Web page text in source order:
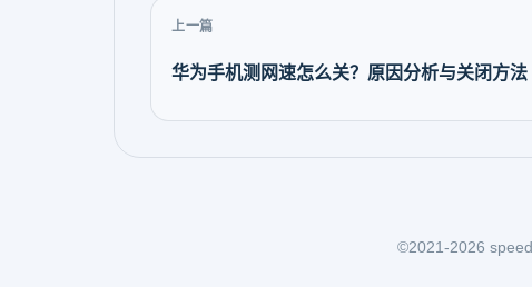
上一篇
华为手机测网速怎么关？原因分析与关闭方法
©2021-2026